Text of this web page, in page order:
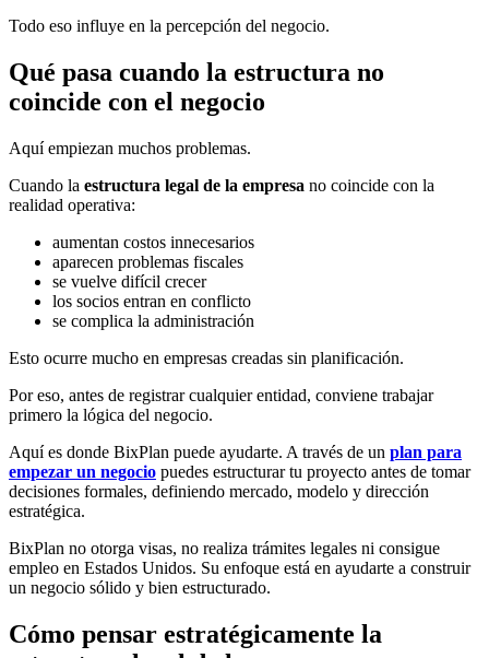
Todo eso influye en la percepción del negocio.
Qué pasa cuando la estructura no
coincide con el negocio
Aquí empiezan muchos problemas.
Cuando la estructura legal de la empresa no coincide con la
realidad operativa:
aumentan costos innecesarios
aparecen problemas fiscales
se vuelve difícil crecer
los socios entran en conflicto
se complica la administración
Esto ocurre mucho en empresas creadas sin planificación.
Por eso, antes de registrar cualquier entidad, conviene trabajar
primero la lógica del negocio.
Aquí es donde BixPlan puede ayudarte. A través de un plan para
empezar un negocio puedes estructurar tu proyecto antes de tomar
decisiones formales, definiendo mercado, modelo y dirección
estratégica.
BixPlan no otorga visas, no realiza trámites legales ni consigue
empleo en Estados Unidos. Su enfoque está en ayudarte a construir
un negocio sólido y bien estructurado.
Cómo pensar estratégicamente la